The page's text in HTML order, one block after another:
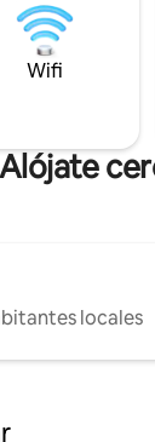
Wifi
Alójate
locales